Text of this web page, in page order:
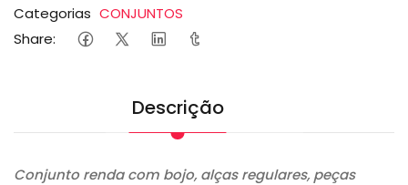
Categorias CONJUNTOS
Share:
Descrição
Conjunto renda com bojo, alças regulares, peças